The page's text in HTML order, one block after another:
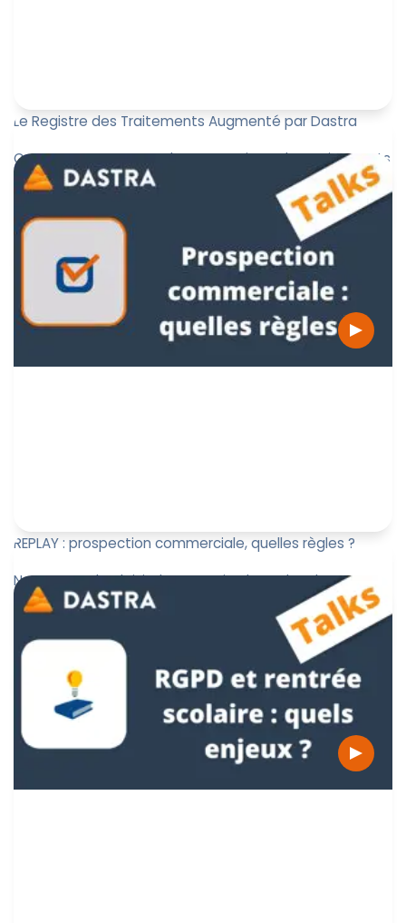
Le Registre des Traitements Augmenté par Dastra
Comment mettre en place un registre des traitements
RGPD augmenté ? Téléchargez notre livre blanc rédigé
10 novembre 2022
REPLAY : prospection commerciale, quelles règles ?
Nous avons le plaisir de recevoir Edouard Verbecq,
avocat associé chez Mayance Avocats, spécialisé en
11 octobre 2022